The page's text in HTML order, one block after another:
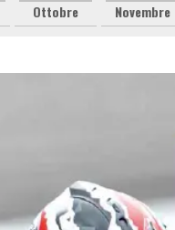
Ottobre Novembre